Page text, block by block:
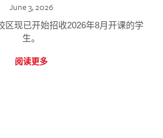
June 3, 2026
区现已开始招收2026年8月开课的学
生。
阅读更多